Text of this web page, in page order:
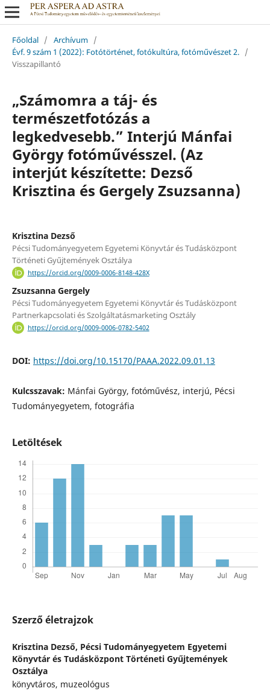
Főoldal / Archívum /
Évf. 9 szám 1 (2022): Fotótörténet, fotókultúra, fotóművészet 2. /
Visszapillantó
„Számomra a táj- és
természetfotózás a
legkedvesebb.” Interjú Mánfai
György fotóművésszel. (Az
interjút készítette: Dezső
Krisztina és Gergely Zsuzsanna)
Krisztina Dezső
Pécsi Tudományegyetem Egyetemi Könyvtár és Tudásközpont
Történeti Gyűjtemények Osztálya
https://orcid.org/0009-0006-8148-428X
Zsuzsanna Gergely
Pécsi Tudományegyetem Egyetemi Könyvtár és Tudásközpont
Partnerkapcsolati és Szolgáltatásmarketing Osztály
https://orcid.org/0009-0006-0782-5402
DOI: https://doi.org/10.15170/PAAA.2022.09.01.13
Kulcsszavak: Mánfai György, fotóművész, interjú, Pécsi
Tudományegyetem, fotográfia
Letöltések
Szerző életrajzok
Krisztina Dezső, Pécsi Tudományegyetem Egyetemi
Könyvtár és Tudásközpont Történeti Gyűjtemények
Osztálya
könyvtáros, muzeológus